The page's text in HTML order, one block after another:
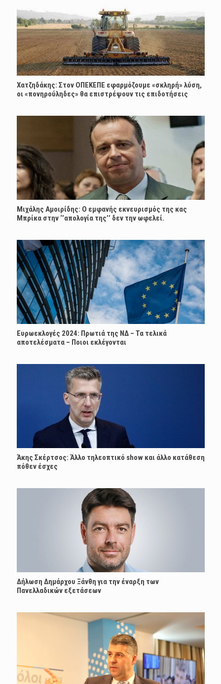
Χατζηδάκης: Στον ΟΠΕΚΕΠΕ εφαρμόζουμε «σκληρή» λύση,
οι «πονηρούληδες» θα επιστρέψουν τις επιδοτήσεις
Μιχάλης Αμοιρίδης: Ο εμφανής εκνευρισμός της κας
Μπρίκα στην ‘’απολογία της’’ δεν την ωφελεί.
Ευρωεκλογές 2024: Πρωτιά της ΝΔ – Τα τελικά
αποτελέσματα – Ποιοι εκλέγονται
Άκης Σκέρτσος: Άλλο τηλεοπτικό show και άλλο κατάθεση
πόθεν έσχες
Δήλωση Δημάρχου Ξάνθη για την έναρξη των
Πανελλαδικών εξετάσεων